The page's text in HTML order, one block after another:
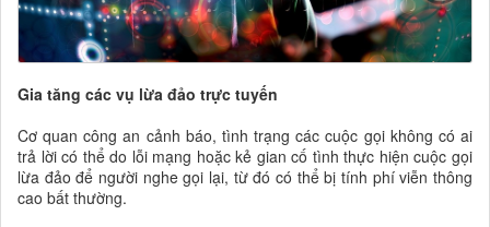
Gia tăng các vụ lừa đảo trực tuyến
Cơ quan công an cảnh báo, tình trạng các cuộc gọi không có ai
trả lời có thể do lỗi mạng hoặc kẻ gian cố tình thực hiện cuộc gọi
lừa đảo để người nghe gọi lại, từ đó có thể bị tính phí viễn thông
cao bất thường.